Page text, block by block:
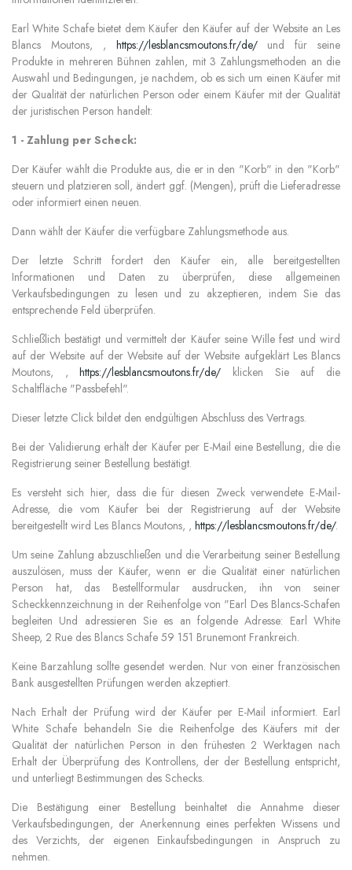
Earl White Schafe bietet dem Käufer den Käufer auf der Website an Les
Blancs Moutons, , https://lesblancsmoutons.fr/de/und für seine
Produkte in mehreren Bühnen zahlen, mit 3 Zahlungsmethoden an die
Auswahl und Bedingungen, je nachdem, ob es sich um einen Käufer mit
der Qualität der natürlichen Person oder einem Käufer mit der Qualität
der juristischen Person handelt:
1 - Zahlung per Scheck:
Der Käufer wählt die Produkte aus, die er in den "Korb" in den "Korb"
steuern und platzieren soll, ändert ggf. (Mengen), prüft die Lieferadresse
oder informiert einen neuen.
Dann wählt der Käufer die verfügbare Zahlungsmethode aus.
Der letzte Schritt fordert den Käufer ein, alle bereitgestellten
Informationen und Daten zu überprüfen, diese allgemeinen
Verkaufsbedingungen zu lesen und zu akzeptieren, indem Sie das
entsprechende Feld überprüfen.
Schließlich bestätigt und vermittelt der Käufer seine Wille fest und wird
auf der Website auf der Website auf der Website aufgeklärt Les Blancs
Moutons, ,https://lesblancsmoutons.fr/de/ klicken Sie auf die
Schaltfläche "Passbefehl".
Dieser letzte Click bildet den endgültigen Abschluss des Vertrags.
Bei der Validierung erhält der Käufer per E-Mail eine Bestellung, die die
Registrierung seiner Bestellung bestätigt.
Es versteht sich hier, dass die für diesen Zweck verwendete E-Mail-
Adresse, die vom Käufer bei der Registrierung auf der Website
bereitgestellt wird Les Blancs Moutons, , https://lesblancsmoutons.fr/de/.
Um seine Zahlung abzuschließen und die Verarbeitung seiner Bestellung
auszulösen, muss der Käufer, wenn er die Qualität einer natürlichen
Person hat, das Bestellformular ausdrucken, ihn von seiner
Scheckkennzeichnung in der Reihenfolge von "Earl Des Blancs-Schafen
begleiten Und adressieren Sie es an folgende Adresse: Earl White
Sheep, 2 Rue des Blancs Schafe 59 151 Brunemont Frankreich.
Keine Barzahlung sollte gesendet werden. Nur von einer französischen
Bank ausgestellten Prüfungen werden akzeptiert.
Nach Erhalt der Prüfung wird der Käufer per E-Mail informiert. Earl
White Schafe behandeln Sie die Reihenfolge des Käufers mit der
Qualität der natürlichen Person in den frühesten 2 Werktagen nach
Erhalt der Überprüfung des Kontrollens, der der Bestellung entspricht,
und unterliegt Bestimmungen des Schecks.
Die Bestätigung einer Bestellung beinhaltet die Annahme dieser
Verkaufsbedingungen, der Anerkennung eines perfekten Wissens und
des Verzichts, der eigenen Einkaufsbedingungen in Anspruch zu
nehmen.